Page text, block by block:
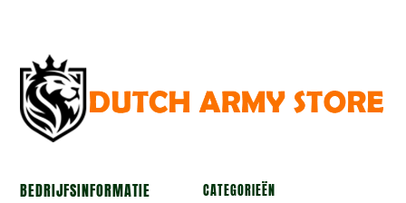
BEDRIJFSINFORMATIE CATEGORIEËN